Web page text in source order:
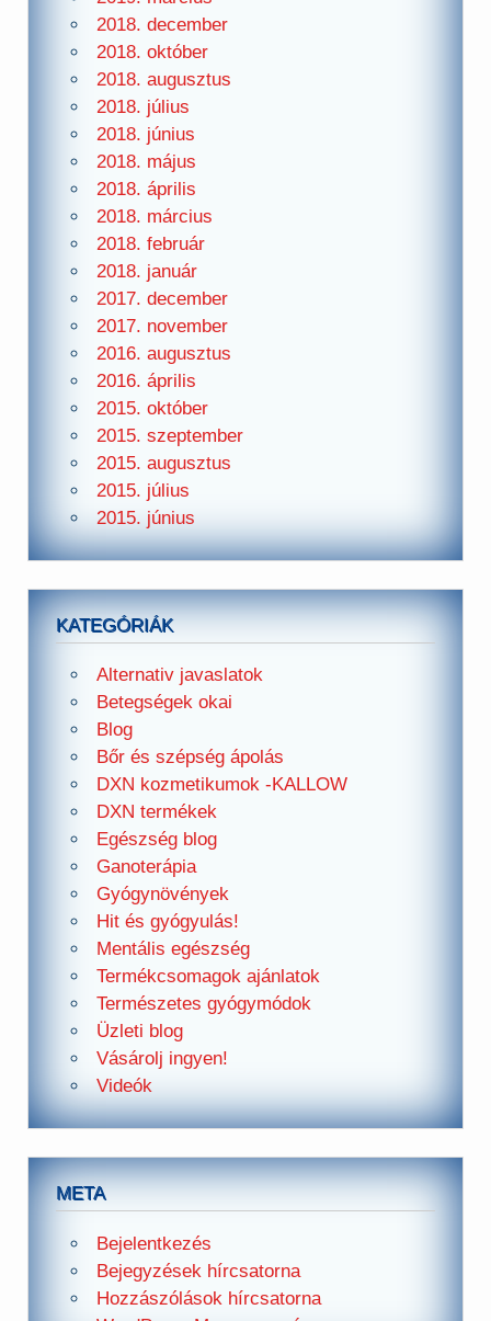
2018. december
2018. október
2018. augusztus
2018. július
2018. június
2018. május
2018. április
2018. március
2018. február
2018. január
2017. december
2017. november
2016. augusztus
2016. április
2015. október
2015. szeptember
2015. augusztus
2015. július
2015. június
KATEGÓRIÁK
Alternativ javaslatok
Betegségek okai
Blog
Bőr és szépség ápolás
DXN kozmetikumok -KALLOW
DXN termékek
Egészség blog
Ganoterápia
Gyógynövények
Hit és gyógyulás!
Mentális egészség
Termékcsomagok ajánlatok
Természetes gyógymódok
Üzleti blog
Vásárolj ingyen!
Videók
META
Bejelentkezés
Bejegyzések hírcsatorna
Hozzászólások hírcsatorna